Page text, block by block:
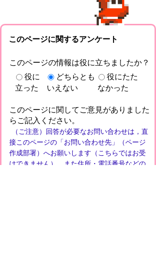
このページに関するアンケート
このページの情報は役に立ちましたか？
役に
立った
どちらとも
いえない
役にたた
なかった
このページに関してご意見がありました
らご記入ください。
（ご注意）回答が必要なお問い合わせは，直
接このページの「お問い合わせ先」（ページ
作成部署）へお願いします（こちらではお受
けできません）。また住所・電話番号などの